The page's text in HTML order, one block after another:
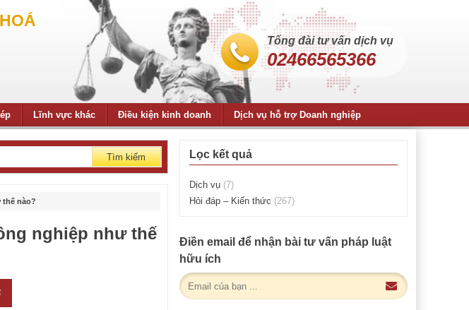
Tổng đài tư vấn dịch vụ
02466565366
Lĩnh vực khác Điều kiện kinh doanh Dịch vụ hỗ trợ Doanh nghiệp
Tìm kiếm
thế nào?
nghiệp như thế
Lọc kết quả
Dịch vụ (7)
Hỏi đáp – Kiến thức (267)
Điền email để nhận bài tư vấn pháp luật
hữu ích